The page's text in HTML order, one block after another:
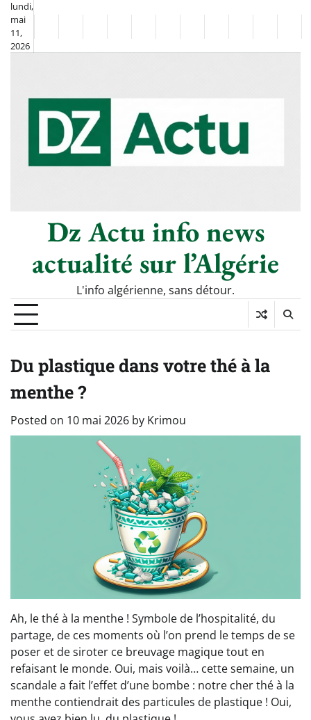
Skip
content
lundi,
mai
11,
2026
FlashSportclasséDiasporaChronique
–
Le
Thé
SociétéCultureMondeÉconomie
Tech
Dz Actu info news
actualité sur l’Algérie
L'info algérienne, sans détour.
Du plastique dans votre thé à la
menthe ?
Posted on 10 mai 2026 by Krimou
Ah, le thé à la menthe ! Symbole de l’hospitalité, du
partage, de ces moments où l’on prend le temps de se
poser et de siroter ce breuvage magique tout en
refaisant le monde. Oui, mais voilà… cette semaine, un
scandale a fait l’effet d’une bombe : notre cher thé à la
menthe contiendrait des particules de plastique ! Oui,